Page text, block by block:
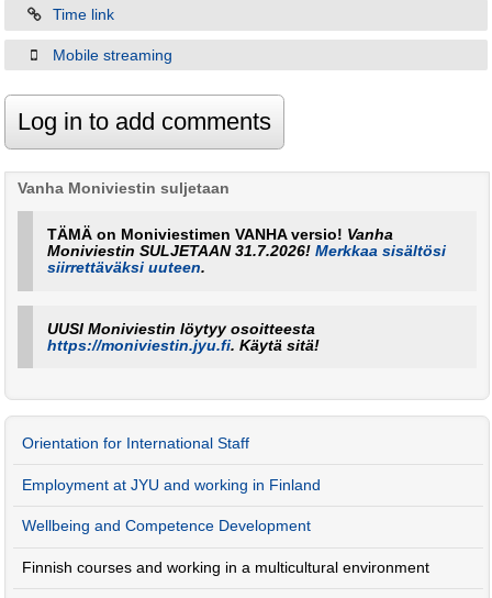
Time link
Mobile streaming
Vanha Moniviestin suljetaan
TÄMÄ on Moniviestimen VANHA versio! Vanha
Moniviestin SULJETAAN 31.7.2026!Merkkaa sisältösi
siirrettäväksi uuteen.
UUSI Moniviestin löytyy osoitteesta
https://moniviestin.jyu.fi. Käytä sitä!
Orientation for International Staff
Employment at JYU and working in Finland
Wellbeing and Competence Development
Finnish courses and working in a multicultural environment